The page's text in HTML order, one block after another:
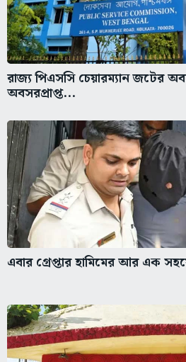
রাজ্য পিএসসি চেয়ারম্যান জটের
অবসরপ্রাপ্ত...
এবার গ্রেপ্তার হামিমের আর এক